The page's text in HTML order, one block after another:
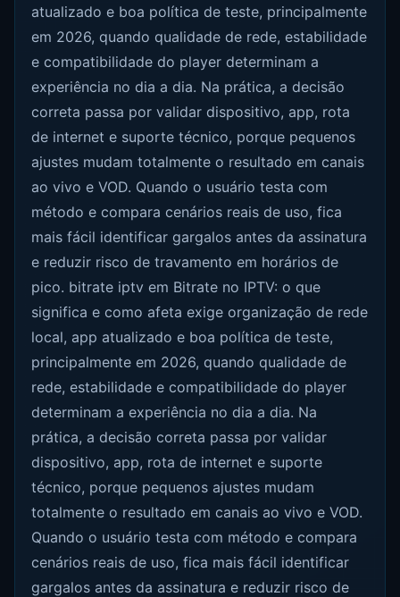
atualizado e boa política de teste, principalmente
em 2026, quando qualidade de rede, estabilidade
e compatibilidade do player determinam a
experiência no dia a dia. Na prática, a decisão
correta passa por validar dispositivo, app, rota
de internet e suporte técnico, porque pequenos
ajustes mudam totalmente o resultado em canais
ao vivo e VOD. Quando o usuário testa com
método e compara cenários reais de uso, fica
mais fácil identificar gargalos antes da assinatura
e reduzir risco de travamento em horários de
pico. bitrate iptv em Bitrate no IPTV: o que
significa e como afeta exige organização de rede
local, app atualizado e boa política de teste,
principalmente em 2026, quando qualidade de
rede, estabilidade e compatibilidade do player
determinam a experiência no dia a dia. Na
prática, a decisão correta passa por validar
dispositivo, app, rota de internet e suporte
técnico, porque pequenos ajustes mudam
totalmente o resultado em canais ao vivo e VOD.
Quando o usuário testa com método e compara
cenários reais de uso, fica mais fácil identificar
gargalos antes da assinatura e reduzir risco de